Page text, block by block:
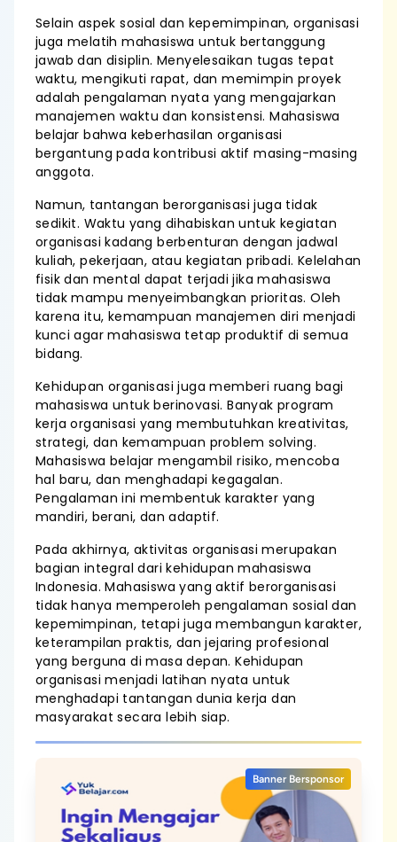
Selain aspek sosial dan kepemimpinan, organisasi
juga melatih mahasiswa untuk bertanggung
jawab dan disiplin. Menyelesaikan tugas tepat
waktu, mengikuti rapat, dan memimpin proyek
adalah pengalaman nyata yang mengajarkan
manajemen waktu dan konsistensi. Mahasiswa
belajar bahwa keberhasilan organisasi
bergantung pada kontribusi aktif masing-masing
anggota.
Namun, tantangan berorganisasi juga tidak
sedikit. Waktu yang dihabiskan untuk kegiatan
organisasi kadang berbenturan dengan jadwal
kuliah, pekerjaan, atau kegiatan pribadi. Kelelahan
fisik dan mental dapat terjadi jika mahasiswa
tidak mampu menyeimbangkan prioritas. Oleh
karena itu, kemampuan manajemen diri menjadi
kunci agar mahasiswa tetap produktif di semua
bidang.
Kehidupan organisasi juga memberi ruang bagi
mahasiswa untuk berinovasi. Banyak program
kerja organisasi yang membutuhkan kreativitas,
strategi, dan kemampuan problem solving.
Mahasiswa belajar mengambil risiko, mencoba
hal baru, dan menghadapi kegagalan.
Pengalaman ini membentuk karakter yang
mandiri, berani, dan adaptif.
Pada akhirnya, aktivitas organisasi merupakan
bagian integral dari kehidupan mahasiswa
Indonesia. Mahasiswa yang aktif berorganisasi
tidak hanya memperoleh pengalaman sosial dan
kepemimpinan, tetapi juga membangun karakter,
keterampilan praktis, dan jejaring profesional
yang berguna di masa depan. Kehidupan
organisasi menjadi latihan nyata untuk
menghadapi tantangan dunia kerja dan
masyarakat secara lebih siap.
Banner Bersponsor